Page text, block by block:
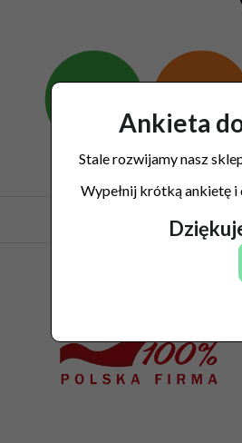
Ankieta
Stale rozwijamy nasz
Wypełnij krótką ankietę